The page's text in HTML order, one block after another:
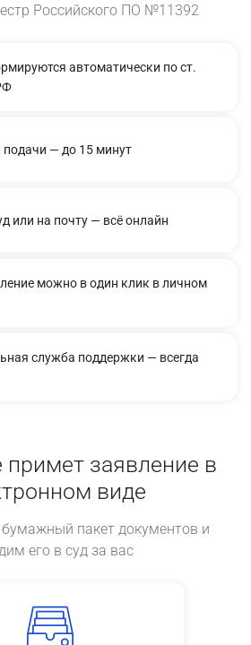
Российского ПО №11392
автоматически по ст.
подачи — до 15 минут
или на почту — всё онлайн
можно в один клик в личном
служба поддержки — всегда
примет заявление в
виде
пакет документов и
его в суд за вас